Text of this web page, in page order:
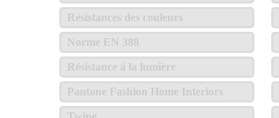
Résistances des couleurs
Norme EN 388
Résistance à la lumière
Pantone Fashion Home Interiors